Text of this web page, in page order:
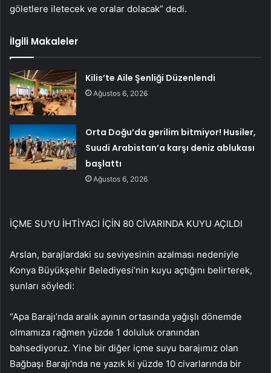
göletlere iletecek ve oralar dolacak” dedi.
İlgili Makaleler
Kilis’te Aile Şenliği Düzenlendi
Ağustos 6, 2026
Orta Doğu’da gerilim bitmiyor! Husiler,
Suudi Arabistan’a karşı deniz ablukası
başlattı
Ağustos 6, 2026
İÇME SUYU İHTİYACI İÇİN 80 CİVARINDA KUYU AÇILDI
Arslan, barajlardaki su seviyesinin azalması nedeniyle
Konya Büyükşehir Belediyesi’nin kuyu açtığını belirterek,
şunları söyledi:
“Apa Barajı’nda aralık ayının ortasında yağışlı dönemde
olmamıza rağmen yüzde 1 doluluk oranından
bahsediyoruz. Yine bir diğer içme suyu barajımız olan
Bağbaşı Barajı’nda ne yazık ki yüzde 10 civarlarında bir